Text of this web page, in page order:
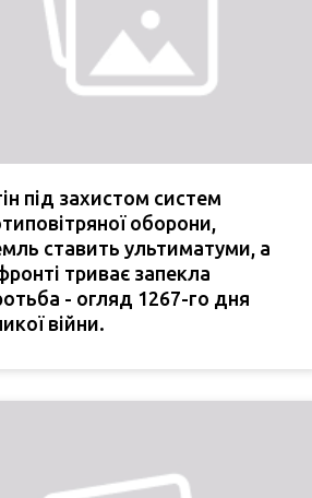
під захистом систем
оборони,
ставить ультиматуми, а
триває запекла
- огляд 1267-го дня
війни.